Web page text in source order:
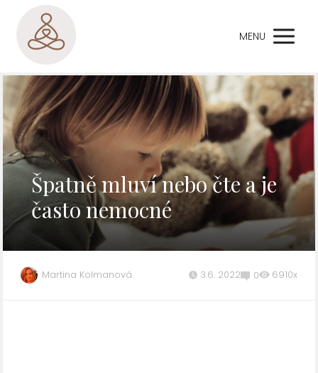
MENU
Špatně mluví nebo čte a je
často nemocné
Martina Kolmanová 3.6. 2022 0 6910x